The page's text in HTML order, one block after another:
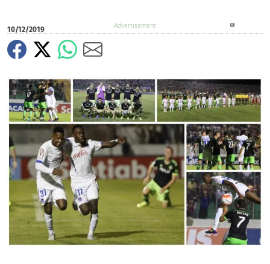
10/12/2019
X